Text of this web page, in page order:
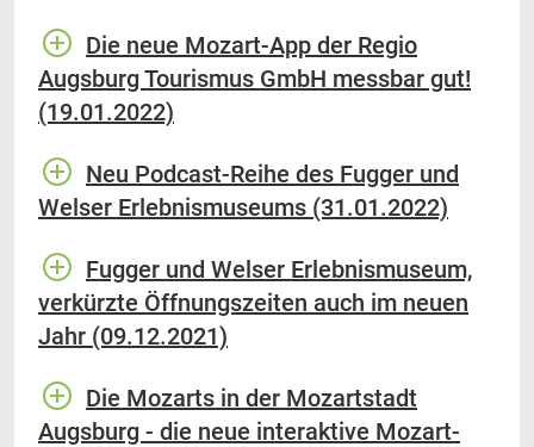
Die neue Mozart-App der Regio
Augsburg Tourismus GmbH messbar gut!
(19.01.2022)
Neu Podcast-Reihe des Fugger und
Welser Erlebnismuseums (31.01.2022)
Fugger und Welser Erlebnismuseum,
verkürzte Öffnungszeiten auch im neuen
Jahr (09.12.2021)
Die Mozarts in der Mozartstadt
Augsburg - die neue interaktive Mozart-